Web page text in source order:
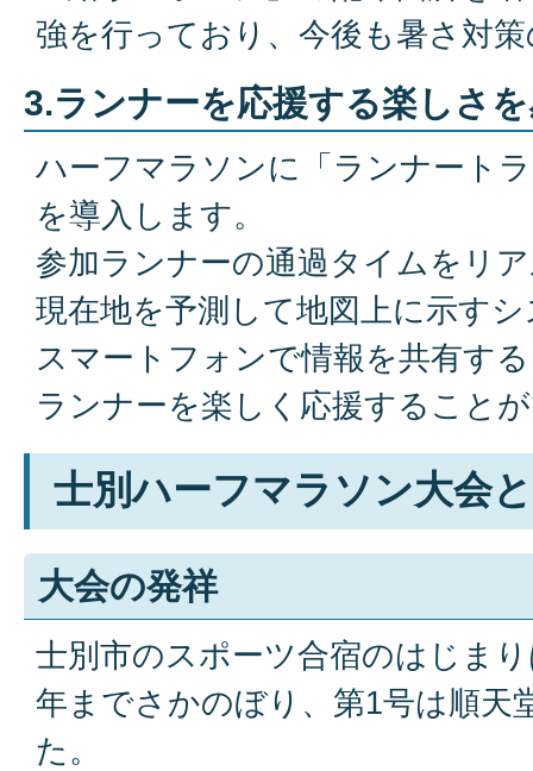
強を行っており、今後も暑さ対
3.ランナーを応援する楽しさ
ハーフマラソンに「ランナート
を導入します。
参加ランナーの通過タイムをリ
現在地を予測して地図上に示す
スマートフォンで情報を共有す
ランナーを楽しく応援すること
士別ハーフマラソン大会
大会の発祥
士別市のスポーツ合宿のはじま
年までさかのぼり、第1号は順天
た。